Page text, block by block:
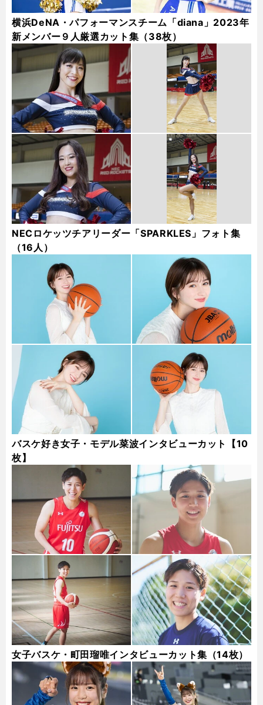
横浜DeNA・パフォーマンスチーム「diana」2023年
新メンバー９人厳選カット集（38枚）
NECロケッツチアリーダー「SPARKLES」フォト集
（16人）
バスケ好き女子・モデル菜波インタビューカット【10
枚】
女子バスケ・町田瑠唯インタビューカット集（14枚）